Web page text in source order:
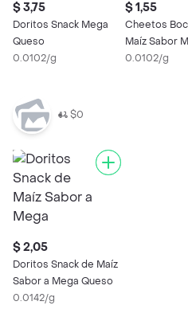
$ 3,75
Doritos Snack Mega
Queso
0.0102/g
$ 1,55
Cheetos
Maíz Sabor
Queso
0.0102/g
$0
$ 2,05
Doritos Snack de Maíz
Sabor a Mega Queso
0.0142/g